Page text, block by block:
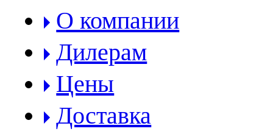
О компании
Дилерам
Цены
Доставка